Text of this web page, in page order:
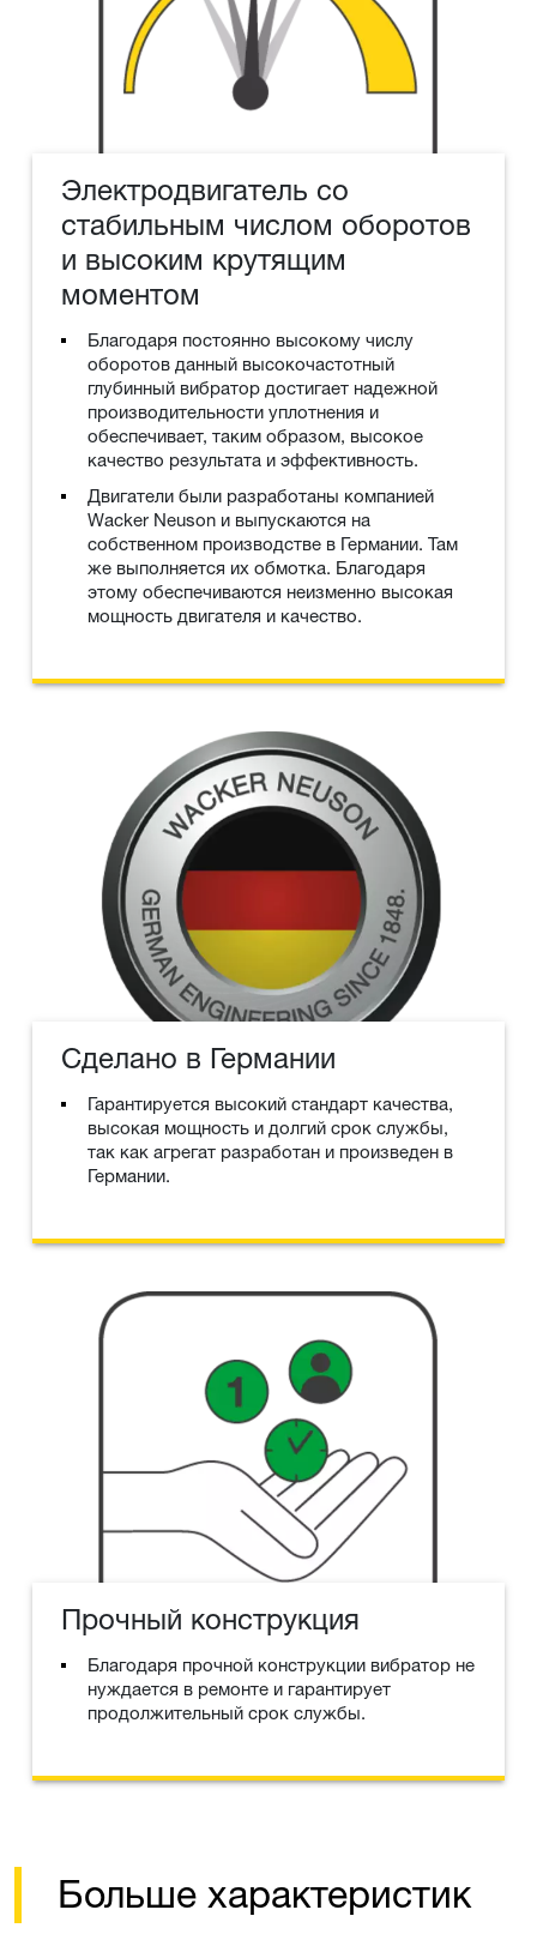
Электродвигатель со
стабильным числом оборотов
и высоким крутящим
моментом
Благодаря постоянно высокому числу
оборотов данный высокочастотный
глубинный вибратор достигает надежной
производительности уплотнения и
обеспечивает, таким образом, высокое
качество результата и эффективность.
Двигатели были разработаны компанией
Wacker Neuson и выпускаются на
собственном производстве в Германии. Там
же выполняется их обмотка. Благодаря
этому обеспечиваются неизменно высокая
мощность двигателя и качество.
Сделано в Германии
Гарантируется высокий стандарт качества,
высокая мощность и долгий срок службы,
так как агрегат разработан и произведен в
Германии.
Прочный конструкция
Благодаря прочной конструкции вибратор не
нуждается в ремонте и гарантирует
продолжительный срок службы.
Больше характеристик